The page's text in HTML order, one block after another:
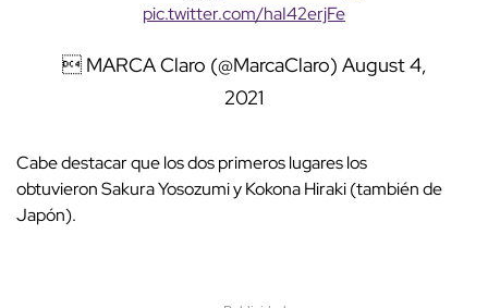
pic.twitter.com/haI42erjFe
 MARCA Claro (@MarcaClaro) August 4,
2021
Cabe destacar que los dos primeros lugares los
obtuvieron Sakura Yosozumi y Kokona Hiraki (también de
Japón).